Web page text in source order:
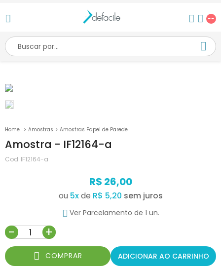
--
Amostras Amostras Papel de Parede
Amostra - IF12164-a
Cod: IF12164-a
R$ 26,00
ou 5xde R$ 5,20
Ver Parcelamento de 1 un.
- +
COMPRAR ADICIONAR AO CARRINHO